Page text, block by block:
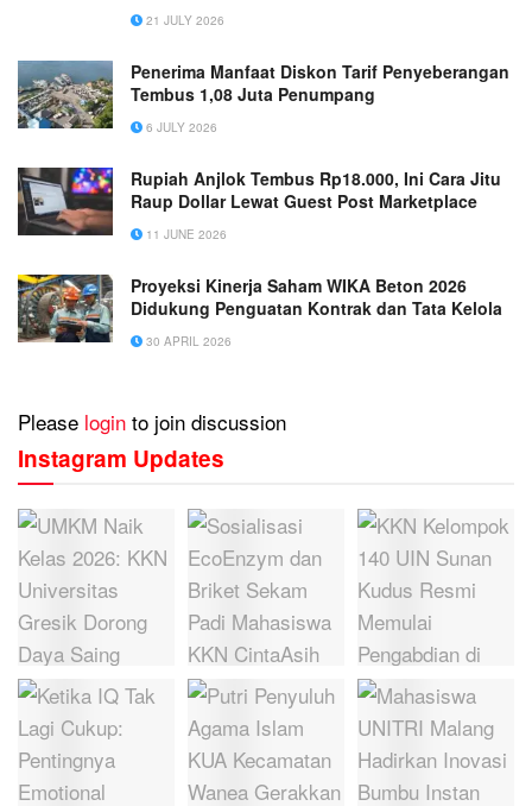
21 JULY 2026
Penerima Manfaat Diskon Tarif Penyeberangan
Tembus 1,08 Juta Penumpang
6 JULY 2026
Rupiah Anjlok Tembus Rp18.000, Ini Cara Jitu
Raup Dollar Lewat Guest Post Marketplace
11 JUNE 2026
Proyeksi Kinerja Saham WIKA Beton 2026
Didukung Penguatan Kontrak dan Tata Kelola
30 APRIL 2026
Please login to join discussion
Instagram Updates